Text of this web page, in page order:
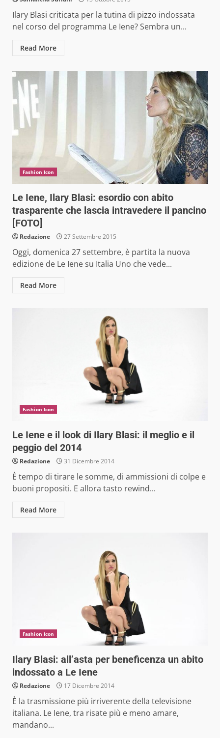
Ilary Blasi criticata per la tutina di pizzo indossata
nel corso del programma Le Iene? Sembra un...
Read More
Fashion Icon
Le Iene, Ilary Blasi: esordio con abito
trasparente che lascia intravedere il pancino
[FOTO]
Redazione 27 Settembre 2015
Oggi, domenica 27 settembre, è partita la nuova
edizione de Le Iene su Italia Uno che vede...
Read More
Fashion Icon
Le Iene e il look di Ilary Blasi: il meglio e il
peggio del 2014
Redazione 31 Dicembre 2014
È tempo di tirare le somme, di ammissioni di colpe e
buoni propositi. E allora tasto rewind...
Read More
Fashion Icon
Ilary Blasi: all’asta per beneficenza un abito
indossato a Le Iene
Redazione 17 Dicembre 2014
È la trasmissione più irriverente della televisione
italiana. Le Iene, tra risate più e meno amare,
mandano...